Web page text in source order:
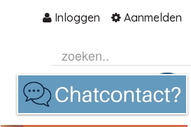
Inloggen Aanmelden